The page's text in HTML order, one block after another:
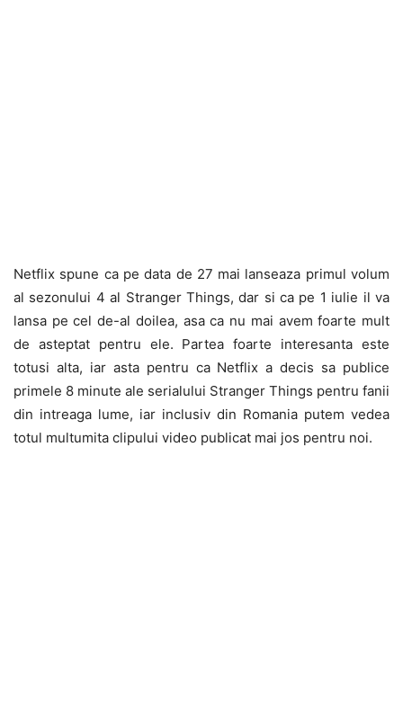
Netflix spune ca pe data de 27 mai lanseaza primul volum
al sezonului 4 al Stranger Things, dar si ca pe 1 iulie il va
lansa pe cel de-al doilea, asa ca nu mai avem foarte mult
de asteptat pentru ele. Partea foarte interesanta este
totusi alta, iar asta pentru ca Netflix a decis sa publice
primele 8 minute ale serialului Stranger Things pentru fanii
din intreaga lume, iar inclusiv din Romania putem vedea
totul multumita clipului video publicat mai jos pentru noi.